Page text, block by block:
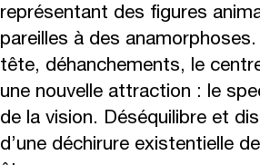
représentant des figures
pareilles à des
tête, déhanchements, le
une nouvelle attraction : le
de la vision. Déséquilibre et
d’une déchirure existentielle